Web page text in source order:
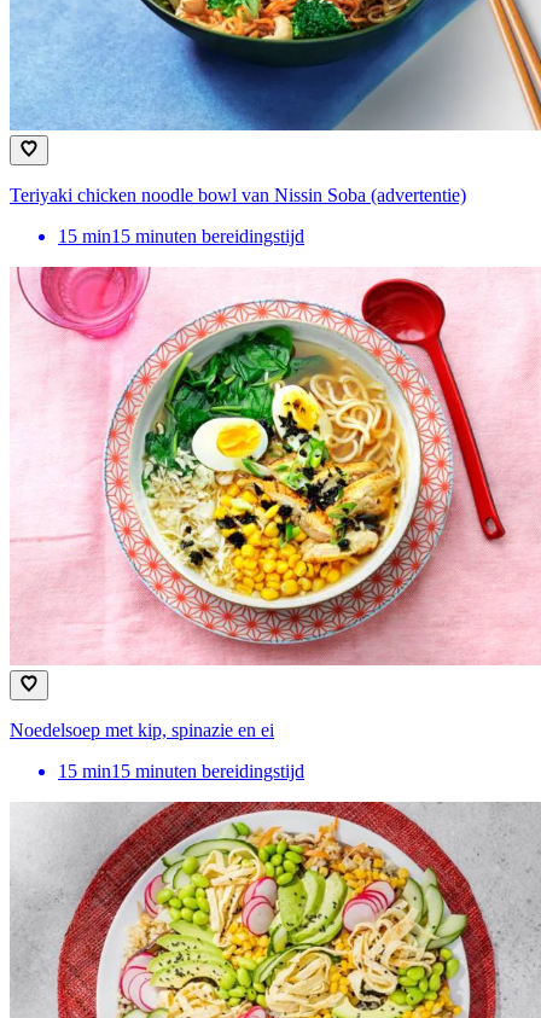
Teriyaki chicken noodle bowl van Nissin Soba (advertentie)
15 min15 minuten bereidingstijd
Noedelsoep met kip, spinazie en ei
15 min15 minuten bereidingstijd